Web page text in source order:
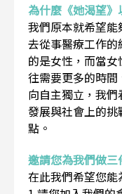
為什麼《她渴望》
我們原本就希望
去從事醫療工作
的是女性，而當
往需要更多的時
向自主獨立，我
發展與社會上的
點。
邀請您為我們做三
在此我們希望您能